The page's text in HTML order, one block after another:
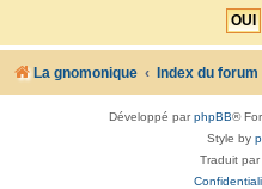
La gnomonique Index du forum
Développé parphpBB®
Style by
Traduit par